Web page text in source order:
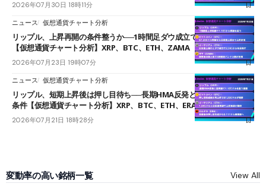
2026年07月30日 18時11分
ニュース 仮想通貨チャート分析
リップル、上昇再開の条件整うか──1時間足ダウ成立で1.185ドルを狙う
【仮想通貨チャート分析】XRP、BTC、ETH、ZAMA
2026年07月23日 19時07分
ニュース 仮想通貨チャート分析
リップル、短期上昇後は押し目待ち──長期HMA反発と雲上抜けが買い
条件【仮想通貨チャート分析】XRP、BTC、ETH、ERA
2026年07月21日 18時28分
変動率の高い銘柄一覧 View All